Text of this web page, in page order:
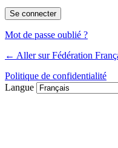
Mot de passe oublié ?
← Aller sur Fédération
Politique de confidentialité
Langue